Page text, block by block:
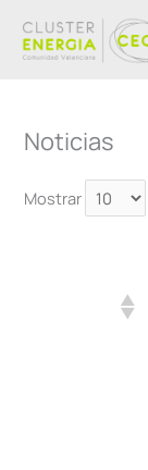
contenido
Noticias
Mostrar